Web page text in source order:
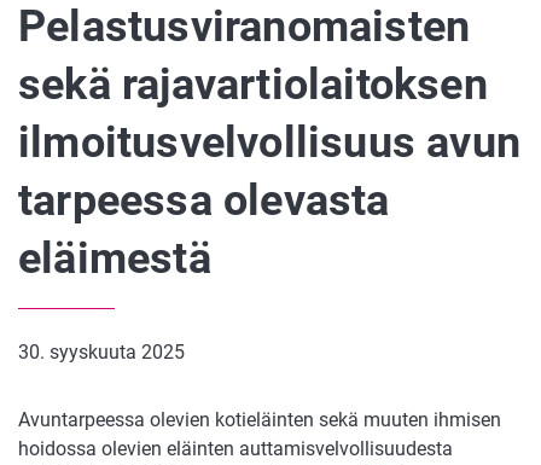
Pelastusviranomaisten
sekä rajavartiolaitoksen
ilmoitusvelvollisuus avun
tarpeessa olevasta
eläimestä
30. syyskuuta 2025
Avuntarpeessa olevien kotieläinten sekä muuten ihmisen
hoidossa olevien eläinten auttamisvelvollisuudesta